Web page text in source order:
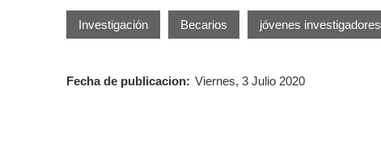
Investigación Becarios jóvenes investigadores
Fecha de publicacion: Viernes, 3 Julio 2020